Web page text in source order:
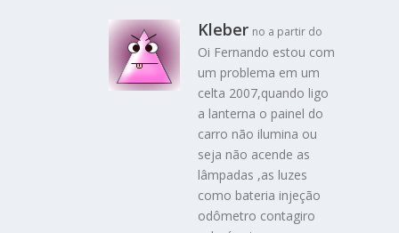
Kleber no a partir do
Oi Fernando estou com
um problema em um
celta 2007,quando ligo
a lanterna o painel do
carro não ilumina ou
seja não acende as
lâmpadas ,as luzes
como bateria injeção
odômetro contagiro